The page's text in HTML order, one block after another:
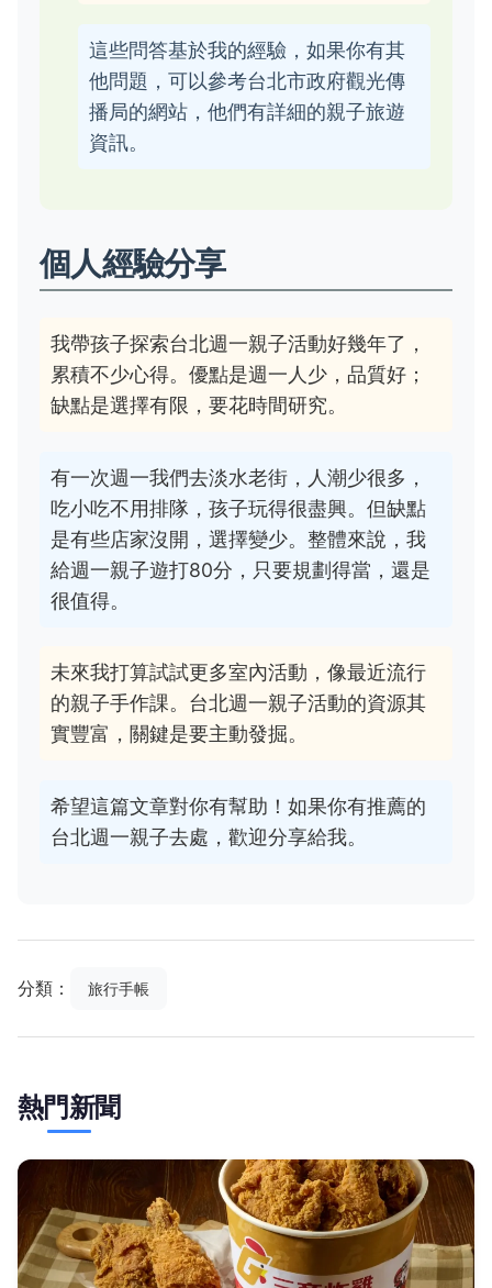
這些問答基於我的經驗，如果你有其
他問題，可以參考台北市政府觀光傳
播局的網站，他們有詳細的親子旅遊
資訊。
個人經驗分享
我帶孩子探索台北週一親子活動好幾年了，
累積不少心得。優點是週一人少，品質好；
缺點是選擇有限，要花時間研究。
有一次週一我們去淡水老街，人潮少很多，
吃小吃不用排隊，孩子玩得很盡興。但缺點
是有些店家沒開，選擇變少。整體來說，我
給週一親子遊打80分，只要規劃得當，還是
很值得。
未來我打算試試更多室內活動，像最近流行
的親子手作課。台北週一親子活動的資源其
實豐富，關鍵是要主動發掘。
希望這篇文章對你有幫助！如果你有推薦的
台北週一親子去處，歡迎分享給我。
分類： 旅行手帳
熱門新聞